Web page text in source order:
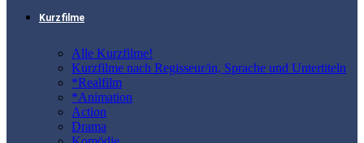
Kurzfilme
Alle Kurzfilme!
Kurzfilme nach Regisseur/in, Sprache und Untertiteln
*Realfilm
*Animation
Action
Drama